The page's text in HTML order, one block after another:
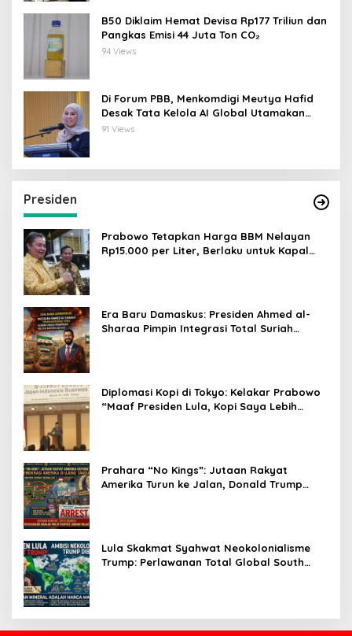
B50 Diklaim Hemat Devisa Rp177 Triliun dan
Pangkas Emisi 44 Juta Ton CO₂
94 Views
Di Forum PBB, Menkomdigi Meutya Hafid
Desak Tata Kelola AI Global Utamakan
Perlindungan Anak
91 Views
Presiden
Prabowo Tetapkan Harga BBM Nelayan
Rp15.000 per Liter, Berlaku untuk Kapal
Era Baru Damaskus: Presiden Ahmed al-
Sharaa Pimpin Integrasi Total Suriah
Diplomasi Kopi di Tokyo: Kelakar Prabowo
“Maaf Presiden Lula, Kopi Saya Lebih
Prahara “No Kings”: Jutaan Rakyat
Amerika Turun ke Jalan, Donald Trump
Lula Skakmat Syahwat Neokolonialisme
Trump: Perlawanan Total Global South